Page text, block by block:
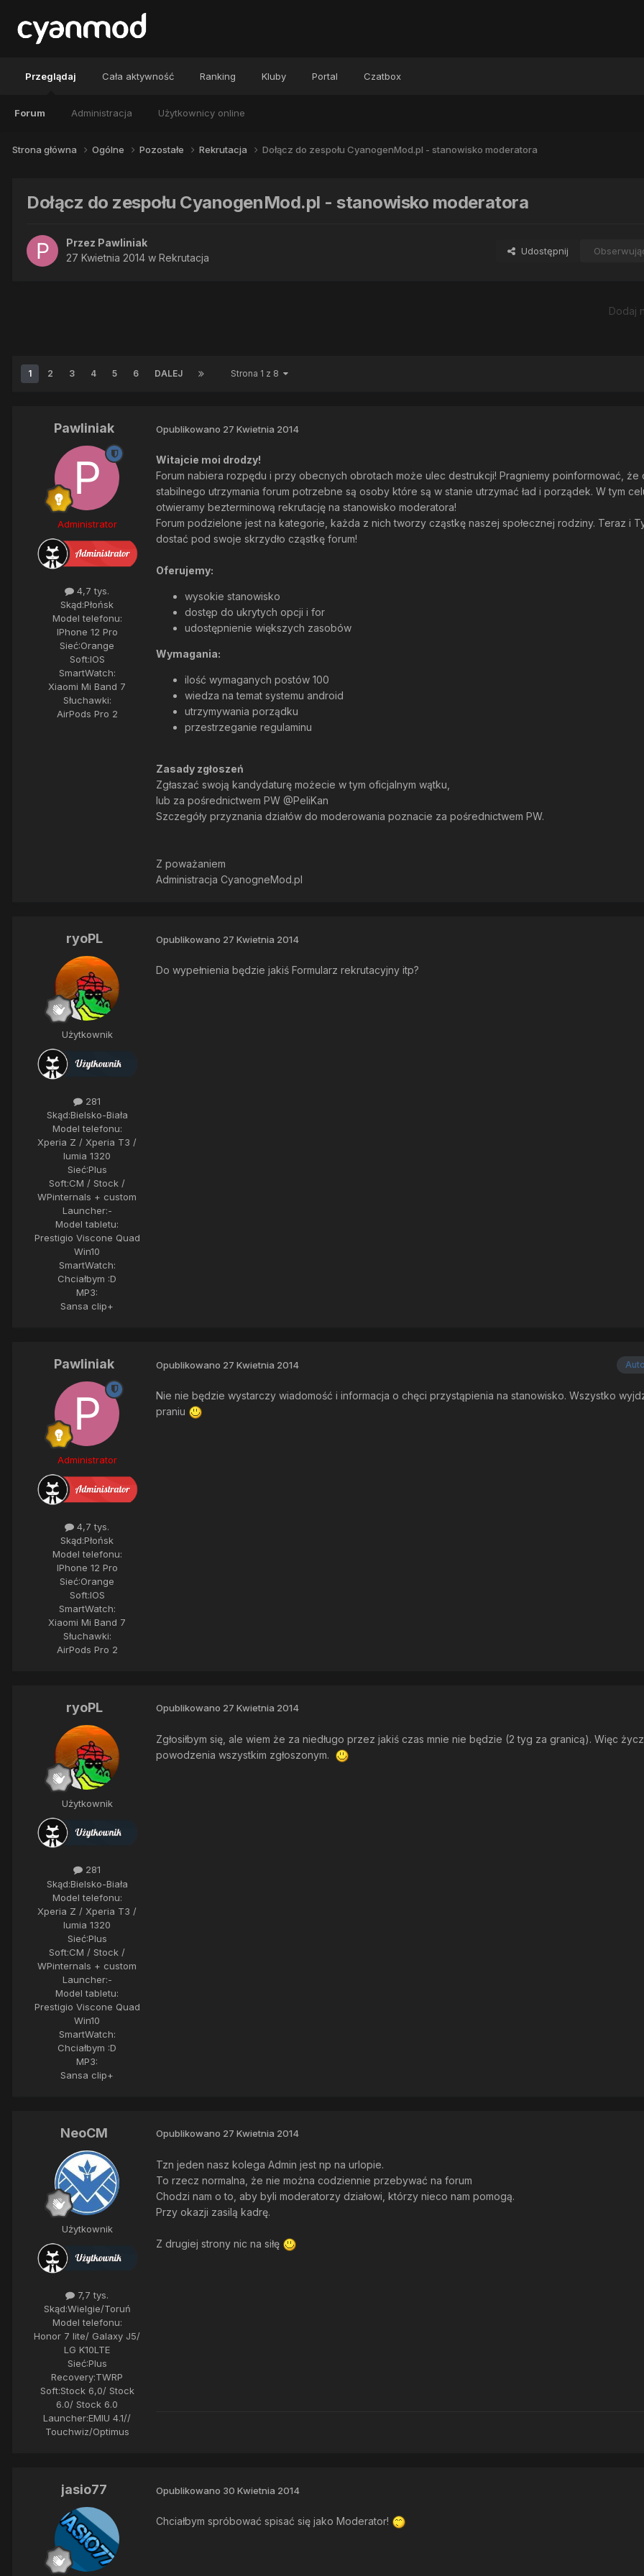
Przeglądaj
Forum Administracja Użytkownicy online
Cała aktywność Ranking Kluby Portal Czatbox
Strona główna Ogólne Pozostałe Rekrutacja Dołącz do zespołu CyanogenMod.pl - stanowisko moderatora
Dołącz do zespołu CyanogenMod.pl - stanowisko moderatora
Przez Pawliniak
27 Kwietnia 2014 w Rekrutacja
Udostępnij
Dodaj
1 2 3 4 5 6 DALEJ Strona 1 z 8
Pawliniak
Administrator
4,7 tys.
Skąd:Płońsk
Model telefonu:
IPhone 12 Pro
Sieć:Orange
Soft:IOS
SmartWatch:
Xiaomi Mi Band 7
Słuchawki:
AirPods Pro 2
Opublikowano 27 Kwietnia 2014
Witajcie moi drodzy!
Forum nabiera rozpędu i przy obecnych obrotach może ulec destrukcji! Pragniemy poinformować, że
stabilnego utrzymania forum potrzebne są osoby które są w stanie utrzymać ład i porządek. W tym
otwieramy bezterminową rekrutację na stanowisko moderatora!
Forum podzielone jest na kategorie, każda z nich tworzy cząstkę naszej społecznej rodziny. Teraz i
dostać pod swoje skrzydło cząstkę forum!
Oferujemy:
wysokie stanowisko
dostęp do ukrytych opcji i for
udostępnienie większych zasobów
Wymagania:
ilość wymaganych postów 100
wiedza na temat systemu android
utrzymywania porządku
przestrzeganie regulaminu
Zasady zgłoszeń
Zgłaszać swoją kandydaturę możecie w tym oficjalnym wątku,
lub za pośrednictwem PW @PeliKan
Szczegóły przyznania działów do moderowania poznacie za pośrednictwem PW.
Z poważaniem
Administracja CyanogneMod.pl
ryoPL
Użytkownik
281
Skąd:Bielsko-Biała
Model telefonu:
Xperia Z / Xperia T3 /
lumia 1320
Sieć:Plus
Soft:CM / Stock /
WPinternals + custom
Launcher:-
Model tabletu:
Prestigio Viscone Quad
Win10
SmartWatch:
Chciałbym :D
MP3:
Sansa clip+
Opublikowano 27 Kwietnia 2014
Do wypełnienia będzie jakiś Formularz rekrutacyjny itp?
Pawliniak
Administrator
4,7 tys.
Skąd:Płońsk
Model telefonu:
IPhone 12 Pro
Sieć:Orange
Soft:IOS
SmartWatch:
Xiaomi Mi Band 7
Słuchawki:
AirPods Pro 2
Opublikowano 27 Kwietnia 2014
Nie nie będzie wystarczy wiadomość i informacja o chęci przystąpienia na stanowisko. Wszystko
praniu
ryoPL
Użytkownik
281
Skąd:Bielsko-Biała
Model telefonu:
Xperia Z / Xperia T3 /
lumia 1320
Sieć:Plus
Soft:CM / Stock /
WPinternals + custom
Launcher:-
Model tabletu:
Prestigio Viscone Quad
Win10
SmartWatch:
Chciałbym :D
MP3:
Sansa clip+
Opublikowano 27 Kwietnia 2014
Zgłosiłbym się, ale wiem że za niedługo przez jakiś czas mnie nie będzie (2 tyg za granicą). Więc
powodzenia wszystkim zgłoszonym.
NeoCM
Użytkownik
7,7 tys.
Skąd:Wielgie/Toruń
Model telefonu:
Honor 7 lite/ Galaxy J5/
LG K10LTE
Sieć:Plus
Recovery:TWRP
Soft:Stock 6,0/ Stock
6.0/ Stock 6.0
Launcher:EMIU 4.1//
Touchwiz/Optimus
Opublikowano 27 Kwietnia 2014
Tzn jeden nasz kolega Admin jest np na urlopie.
To rzecz normalna, że nie można codziennie przebywać na forum
Chodzi nam o to, aby byli moderatorzy działowi, którzy nieco nam pomogą.
Przy okazji zasilą kadrę.
Z drugiej strony nic na siłę
jasio77 Opublikowano 30 Kwietnia 2014
Chciałbym spróbować spisać się jako Moderator!